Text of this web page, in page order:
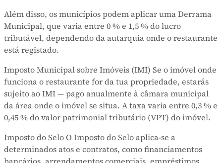
Além disso, os municípios podem aplicar uma Derrama
Municipal, que varia entre 0 % e 1,5 % do lucro
tributável, dependendo da autarquia onde o restaurante
está registado.
Imposto Municipal sobre Imóveis (IMI) Se o imóvel onde
funciona o restaurante for da tua propriedade, estarás
sujeito ao IMI — pago anualmente à câmara municipal
da área onde o imóvel se situa. A taxa varia entre 0,3 % e
0,45 % do valor patrimonial tributário (VPT) do imóvel.
Imposto do Selo O Imposto do Selo aplica-se a
determinados atos e contratos, como financiamentos